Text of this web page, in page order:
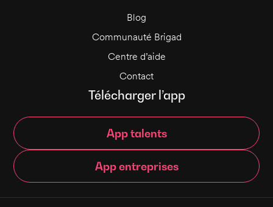
Blog
Communauté Brigad
Centre d’aide
Contact
Télécharger l’app
App talents
App entreprises